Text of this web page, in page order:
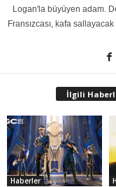
Logan'la büyüyen adam.
Fransızcası, kafa
İlgili
Haberler